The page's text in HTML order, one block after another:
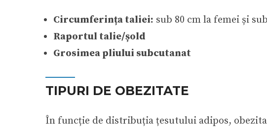
Circumferința taliei: sub 80 cm la femei și
Raportul talie/șold
Grosimea pliului subcutanat
TIPURI DE OBEZITATE
În funcție de distribuția țesutului adipos,